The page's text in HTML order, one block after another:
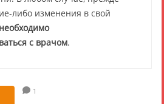
либо изменения в свой
необходимо
с врачом.
1